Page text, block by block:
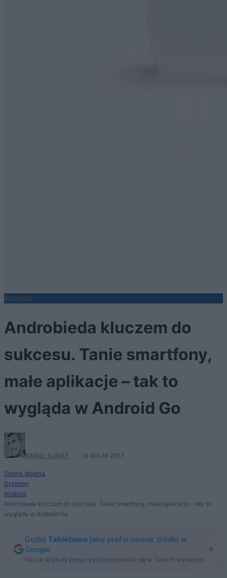
ANDROID
Androbieda kluczem do
sukcesu. Tanie smartfony,
małe aplikacje – tak to
wygląda w Android Go
KAROL KUNAT 18 MAJA 2017
Strona główna
Systemy
Android
Androbieda kluczem do sukcesu. Tanie smartfony, małe aplikacje – tak to
wygląda w Android Go
Dodaj Tabletowo jako preferowane źródło w
Google
Nasze artykuły będą częściej pojawiać się w Twoich wynikach